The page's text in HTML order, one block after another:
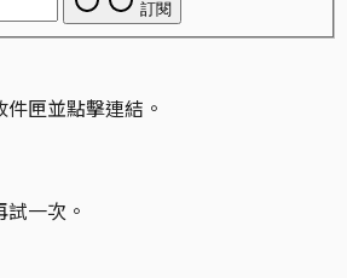
訂閱
匣並點擊連結。
一次。